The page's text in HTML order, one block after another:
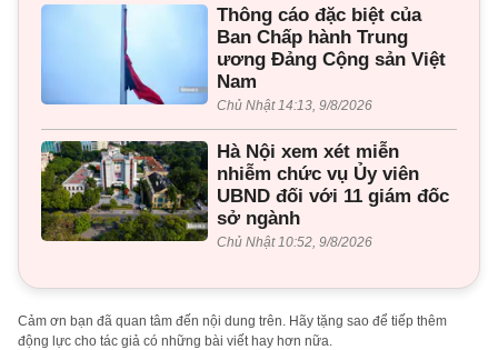
Thông cáo đặc biệt của
Ban Chấp hành Trung
ương Đảng Cộng sản Việt
Nam
Chủ Nhật 14:13, 9/8/2026
Hà Nội xem xét miễn
nhiễm chức vụ Ủy viên
UBND đối với 11 giám đốc
sở ngành
Chủ Nhật 10:52, 9/8/2026
Cảm ơn bạn đã quan tâm đến nội dung trên. Hãy tặng sao để tiếp thêm
động lực cho tác giả có những bài viết hay hơn nữa.